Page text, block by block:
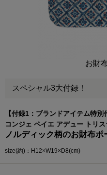
お財
スペシャル3大付録！
【付録1：ブランドアイテム特別
コンジェ ペイエ アデュー トリス
ノルディック柄のお財布ポ
size(約)：H12×W19×D8(cm)